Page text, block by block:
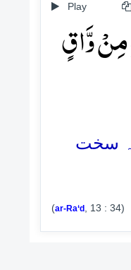
Play
مِنۡ وَّاقٍ
سخت
(ar-Ra‘d, 13 : 34)